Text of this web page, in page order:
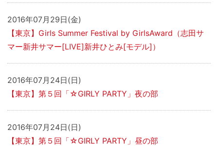
2016年07月29日(金)
【東京】Girls Summer Festival by GirlsAward（志田サ
マー新井サマー[LIVE]新井ひとみ[モデル]）
2016年07月24日(日)
【東京】第５回「☆GIRLY PARTY」夜の部
2016年07月24日(日)
【東京】第５回「☆GIRLY PARTY」昼の部